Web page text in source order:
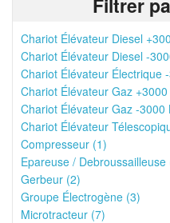
Chariot Élévateur Diesel
Chariot Élévateur Diesel -
Chariot Élévateur Électrique
Chariot Élévateur Gaz
Chariot Élévateur Gaz -3000
Chariot Élévateur
Compresseur (1)
Epareuse / Debroussailleuse
Gerbeur (2)
Groupe Électrogène (3)
Microtracteur (7)